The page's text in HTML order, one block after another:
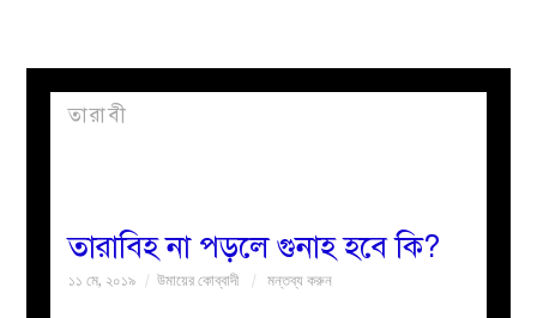
প্রবন্ধ
নারীদের
পাতা
তারাবী
তারাবিহ না পড়লে গুনাহ হবে কি?
১১ মে, ২০১৯ উমায়ের কোব্বাদী মন্তব্য করুন